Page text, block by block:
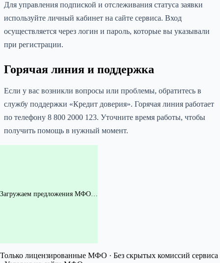
Для управления подпиской и отслеживания статуса заявки
используйте личный кабинет на сайте сервиса. Вход
осуществляется через логин и пароль, которые вы указывали
при регистрации.
Горячая линия и поддержка
Если у вас возникли вопросы или проблемы, обратитесь в
службу поддержки «Кредит доверия». Горячая линия работает
по телефону 8 800 2000 123. Уточните время работы, чтобы
получить помощь в нужный момент.
Загружаем предложения МФО…
Только лицензированные МФО · Без скрытых комиссий сервиса